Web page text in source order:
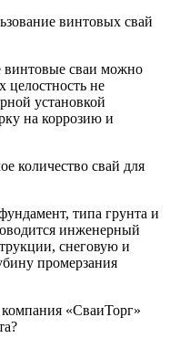
винтовых свай
винтовые сваи можно
целостность не
установкой
на коррозию и
количество свай для
типа грунта и
инженерный
снеговую и
промерзания
компания «СваиТорг»